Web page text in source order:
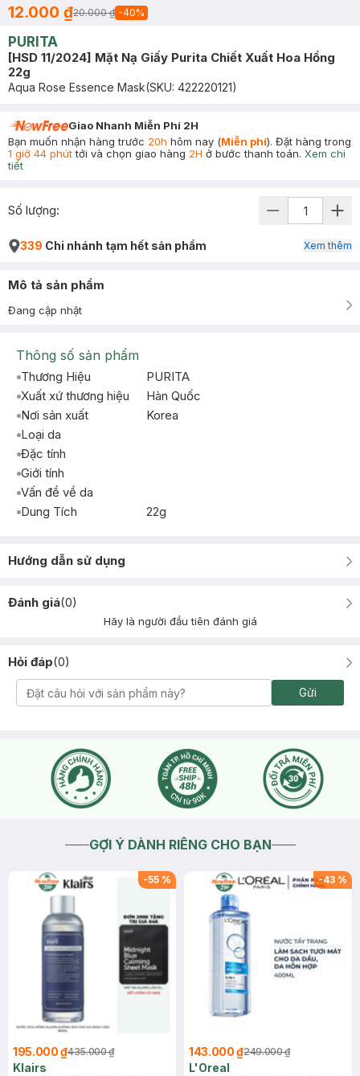
12.000 ₫20.000 ₫ -40%
PURITA
[HSD 11/2024] Mặt Nạ Giấy Purita Chiết Xuất Hoa Hồng
22g
Aqua Rose Essence Mask(SKU: 422220121)
Giao Nhanh Miễn Phí 2H
Bạn muốn nhận hàng trước 20h hôm nay (Miễn phí). Đặt hàng trong
1 giờ 44 phúttới và chọn giao hàng 2H ở bước thanh toán. Xem chi
tiết
Số lượng:
339 Chi nhánh tạm hết sản phẩm Xem thêm
Mô tả sản phẩm
Đang cập nhật
Thông số sản phẩm
Thương Hiệu
PURITA
Xuất xứ thương hiệu
Hàn Quốc
Nơi sản xuất
Korea
Loại da
Đặc tính
Giới tính
Vấn đề về da
Dung Tích
22g
Hướng dẫn sử dụng
Đánh giá(0)
Hãy là người đầu tiên đánh giá
Hỏi đáp(0)
Gửi
GỢI Ý DÀNH RIÊNG CHO BẠN
-55 %
195.000 ₫435.000 ₫
Klairs
-43 %
143.000 ₫249.000 ₫
L'Oreal